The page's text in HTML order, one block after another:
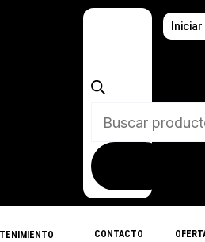
productos
CONTACTO